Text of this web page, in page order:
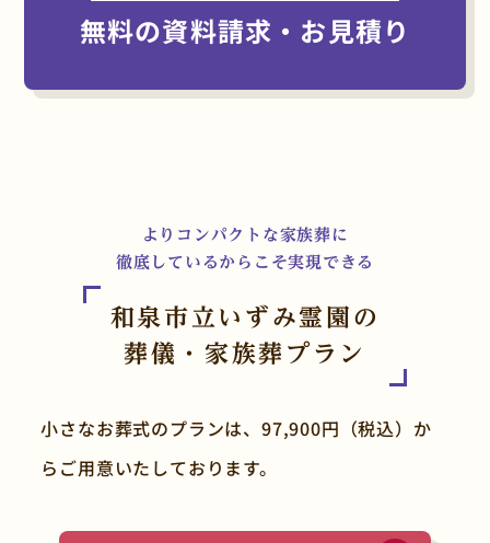
無料の資料請求・お見積り
よりコンパクトな家族葬に
徹底しているからこそ実現できる
和泉市立いずみ霊園の
葬儀・家族葬プラン
小さなお葬式のプランは、97,900円（税込）か
らご用意いたしております。